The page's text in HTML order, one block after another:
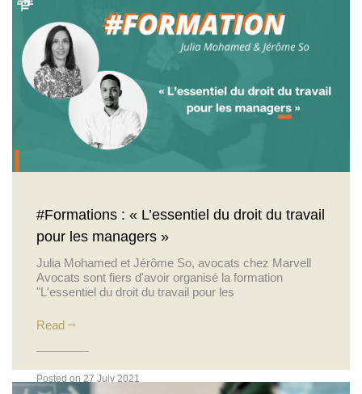
#Formations : « L’essentiel du droit du travail
pour les managers »
Julia Mohamed et Jérôme So, avocats chez Marvell
Avocats sont fiers d'avoir organisé la formation
"L'essentiel du droit du travail pour les
Read
Posted on 27 July 2021